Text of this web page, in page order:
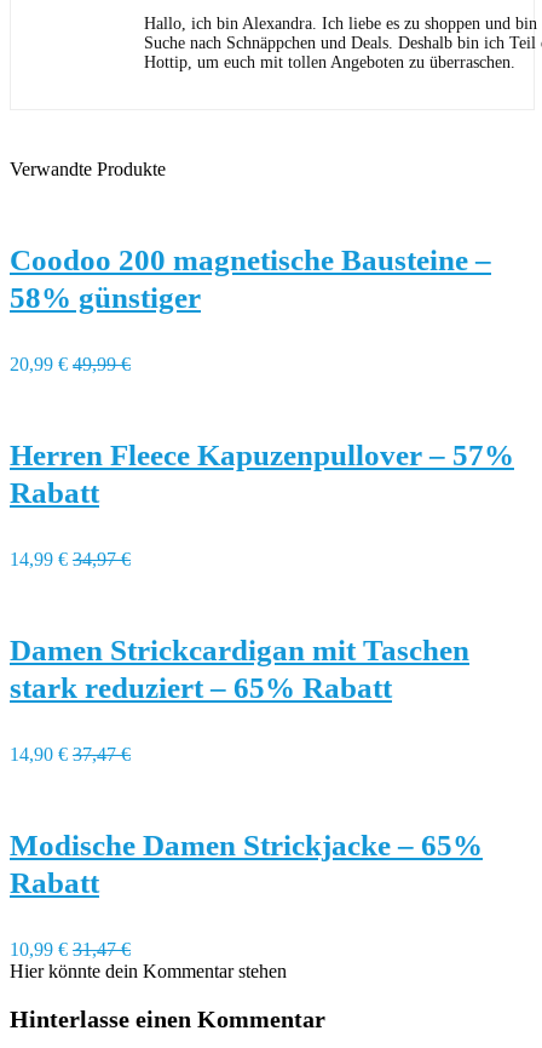
Hallo, ich bin Alexandra. Ich liebe es zu shoppen und
Suche nach Schnäppchen und Deals. Deshalb bin ich Teil
Hottip, um euch mit tollen Angeboten zu überraschen.
Verwandte Produkte
Coodoo 200 magnetische Bausteine –
58% günstiger
20,99 € 49,99 €
Herren Fleece Kapuzenpullover – 57%
Rabatt
14,99 € 34,97 €
Damen Strickcardigan mit Taschen
stark reduziert – 65% Rabatt
14,90 € 37,47 €
Modische Damen Strickjacke – 65%
Rabatt
10,99 € 31,47 €
Hier könnte dein Kommentar stehen
Hinterlasse einen Kommentar